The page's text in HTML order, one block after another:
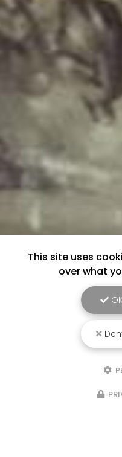
This site uses
over what